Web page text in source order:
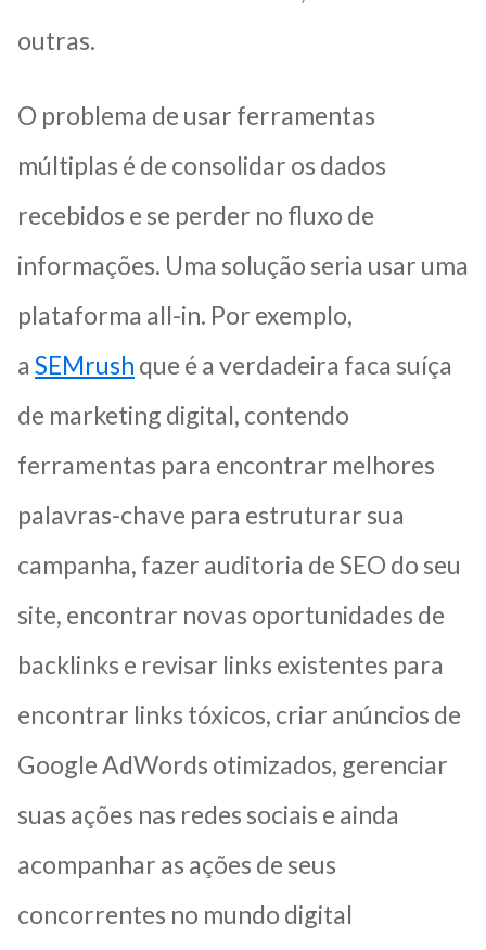
outras.
O problema de usar ferramentas
múltiplas é de consolidar os dados
recebidos e se perder no fluxo de
informações. Uma solução seria usar uma
plataforma all-in. Por exemplo,
a SEMrush que é a verdadeira faca suíça
de marketing digital, contendo
ferramentas para encontrar melhores
palavras-chave para estruturar sua
campanha, fazer auditoria de SEO do seu
site, encontrar novas oportunidades de
backlinks e revisar links existentes para
encontrar links tóxicos, criar anúncios de
Google AdWords otimizados, gerenciar
suas ações nas redes sociais e ainda
acompanhar as ações de seus
concorrentes no mundo digital